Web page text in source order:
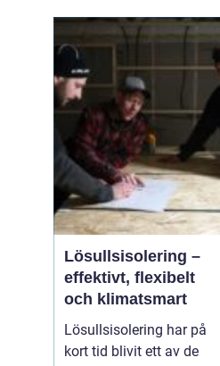
Nä...
Lösullsisolering –
effektivt, flexibelt
och klimatsmart
Lösullsisolering har på
kort tid blivit ett av de